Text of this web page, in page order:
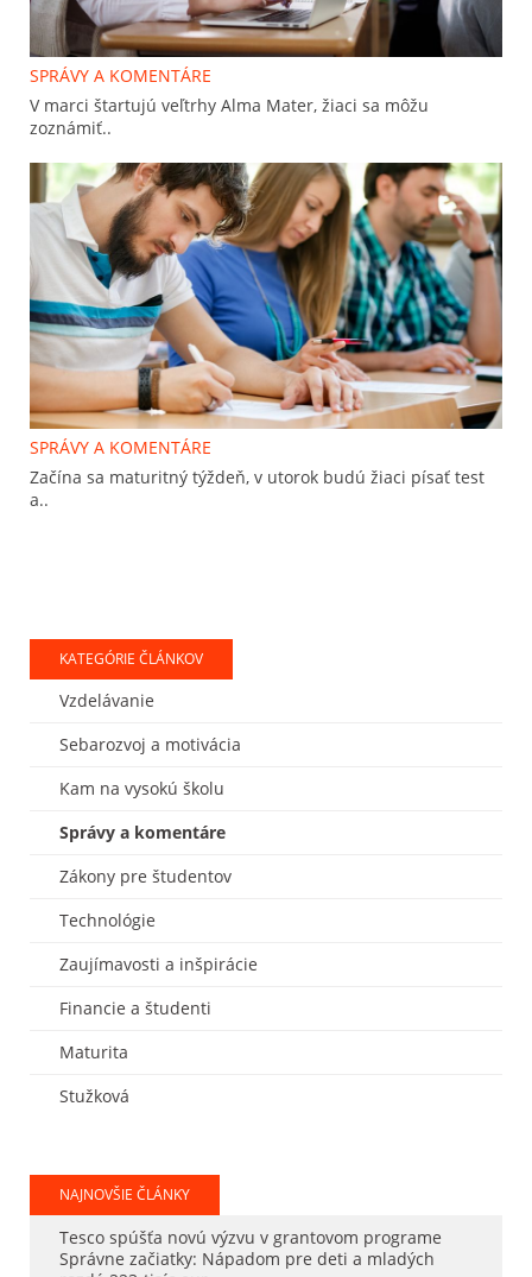
SPRÁVY A KOMENTÁRE
V marci štartujú veľtrhy Alma Mater, žiaci sa môžu
zoznámiť..
SPRÁVY A KOMENTÁRE
Začína sa maturitný týždeň, v utorok budú žiaci písať test
a..
KATEGÓRIE ČLÁNKOV
Vzdelávanie
Sebarozvoj a motivácia
Kam na vysokú školu
Správy a komentáre
Zákony pre študentov
Technológie
Zaujímavosti a inšpirácie
Financie a študenti
Maturita
Stužková
NAJNOVŠIE ČLÁNKY
Tesco spúšťa novú výzvu v grantovom programe
Správne začiatky: Nápadom pre deti a mladých